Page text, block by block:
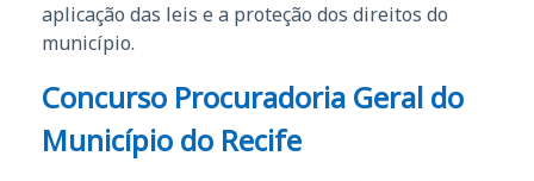
aplicação das leis e a proteção dos direitos do
município.
Concurso Procuradoria Geral do
Município do Recife